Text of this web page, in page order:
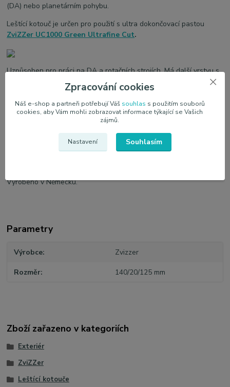
(DA) nebo planetárním pohybu.
Leštící kotouč je určen pro použití s ultra dokončovací pastou
ZviZZer UC1000 Green Ultrafine Cut.
Uzpůsoben pro práci na DA a rotačních strojích. Má další vrstvu s
uzavřenými buňkami ze směsi pěny a pryže, díky které:
• snížuje vibrace
• snížuje zahřívání podložky
• zabraňuje přístupu pasty k suchému zipu, což se promítá do
ještě větší odolnosti
• díky speciálnímu profilu a zvýšené hmotnosti využívá podložka s
DA strojem odstředivou sílu ještě lépe (dvojitý pohyb je
Vyrobeno v Německu.
Parametry
Výrobce Zvizzer
Rozměr 140/20/125 mm
Zboží zařazeno v kategoriích
Exteriér
ZviZZer
Leštící kotouče
Zpracování cookies
Náš e-shop a partneři potřebují Váš souhlas s použitím souborů
cookies, aby Vám mohli zobrazovat informace týkající se Vašich
zájmů.
Nastavení Souhlasím